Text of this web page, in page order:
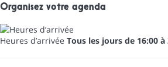
Organisez votre agenda
Heures d’arrivée Tous les jours de 16:00 à